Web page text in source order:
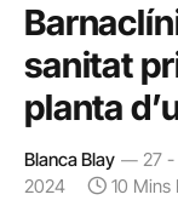
sanitat
planta
Blanca Blay 27 -
2024
10 Mins